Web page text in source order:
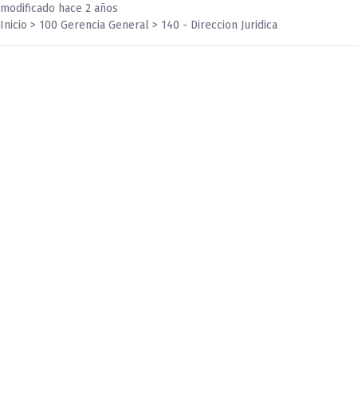
modificado hace 2 años
Inicio > 100 Gerencia General > 140 - Direccion Juridica